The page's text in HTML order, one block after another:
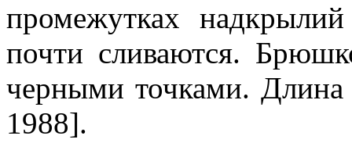
промежутках
почти сливаются.
черными точками.
1988].